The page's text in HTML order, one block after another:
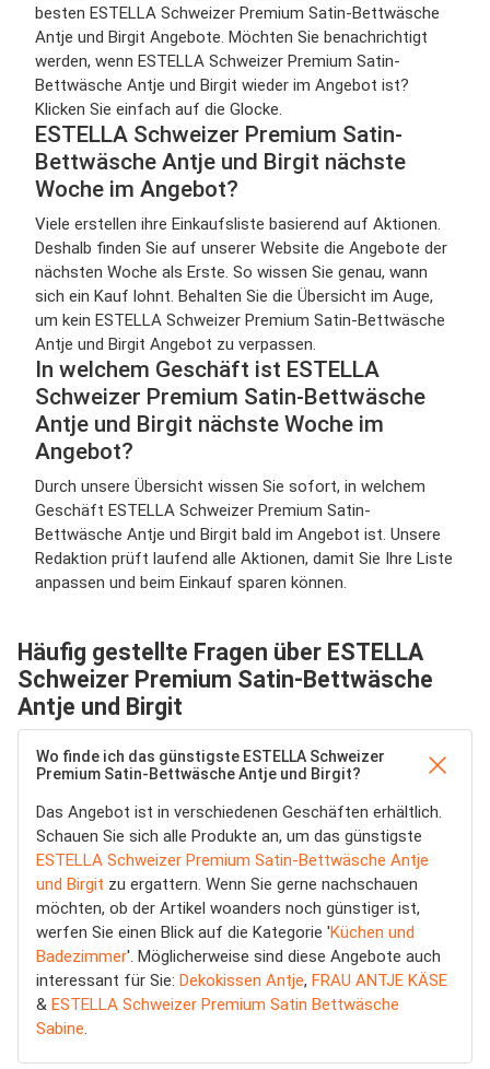
besten ESTELLA Schweizer Premium Satin-Bettwäsche
Antje und Birgit Angebote. Möchten Sie benachrichtigt
werden, wenn ESTELLA Schweizer Premium Satin-
Bettwäsche Antje und Birgit wieder im Angebot ist?
Klicken Sie einfach auf die Glocke.
ESTELLA Schweizer Premium Satin-
Bettwäsche Antje und Birgit nächste
Woche im Angebot?
Viele erstellen ihre Einkaufsliste basierend auf Aktionen.
Deshalb finden Sie auf unserer Website die Angebote der
nächsten Woche als Erste. So wissen Sie genau, wann
sich ein Kauf lohnt. Behalten Sie die Übersicht im Auge,
um kein ESTELLA Schweizer Premium Satin-Bettwäsche
Antje und Birgit Angebot zu verpassen.
In welchem Geschäft ist ESTELLA
Schweizer Premium Satin-Bettwäsche
Antje und Birgit nächste Woche im
Angebot?
Durch unsere Übersicht wissen Sie sofort, in welchem
Geschäft ESTELLA Schweizer Premium Satin-
Bettwäsche Antje und Birgit bald im Angebot ist. Unsere
Redaktion prüft laufend alle Aktionen, damit Sie Ihre Liste
anpassen und beim Einkauf sparen können.
Häufig gestellte Fragen über ESTELLA
Schweizer Premium Satin-Bettwäsche
Antje und Birgit
Wo finde ich das günstigste ESTELLA Schweizer
Premium Satin-Bettwäsche Antje und Birgit?
Das Angebot ist in verschiedenen Geschäften erhältlich.
Schauen Sie sich alle Produkte an, um das günstigste
ESTELLA Schweizer Premium Satin-Bettwäsche Antje
und Birgit zu ergattern. Wenn Sie gerne nachschauen
möchten, ob der Artikel woanders noch günstiger ist,
werfen Sie einen Blick auf die Kategorie 'Küchen und
Badezimmer'. Möglicherweise sind diese Angebote auch
interessant für Sie: Dekokissen Antje, FRAU ANTJE KÄSE
& ESTELLA Schweizer Premium Satin Bettwäsche
Sabine.